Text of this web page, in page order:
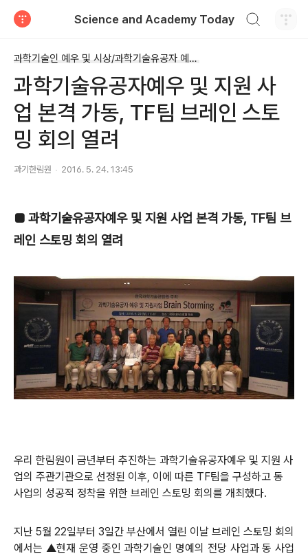
Science and Academy Today
과학기술인 예우 및 시상/과학기술유공자 예우 및 지원
과학기술유공자예우 및 지원 사
업 본격 가동, TF팀 브레인 스토
밍 회의 열려
과기한림원 2016. 5. 24. 13:45
■ 과학기술유공자예우 및 지원 사업 본격 가동, TF팀 브
레인 스토밍 회의 열려
우리 한림원이 금년부터 추진하는 과학기술유공자예우 및 지원 사
업의 주관기관으로 선정된 이후, 이에 따른 TF팀을 구성하고 동
사업의 성공적 정착을 위한 브레인 스토밍 회의를 개최했다.
지난 5월 22일부터 3일간 부산에서 열린 이날 브레인 스토밍 회의
에서는 ▲현재 운영 중인 과학기술인 명예의 전당 사업과 동 사업